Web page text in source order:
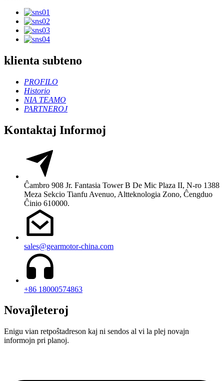
klienta subteno
PROFILO
Historio
NIA TEAMO
PARTNEROJ
Kontaktaj Informoj
Ĉambro 908 Jr. Fantasia Tower B De Mic Plaza II, N-ro 1388
Meza Sekcio Tianfu Avenuo, Altteknologia Zono, Ĉengduo
Ĉinio 610000.
sales@gearmotor-china.com
+86 18000574863
Novaĵleteroj
Enigu vian retpoŝtadreson kaj ni sendos al vi la plej novajn
informojn pri planoj.